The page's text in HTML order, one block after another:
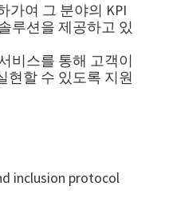
가여 그 분야의 KPI
루션을 제공하고 있
비스를 통해 고객이
현할 수 있도록 지원
inclusion protocol